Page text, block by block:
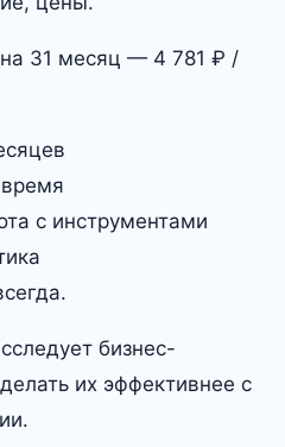
на 31 месяц — 4 781 ₽ /
с инструментами
бизнес-
их эффективнее с